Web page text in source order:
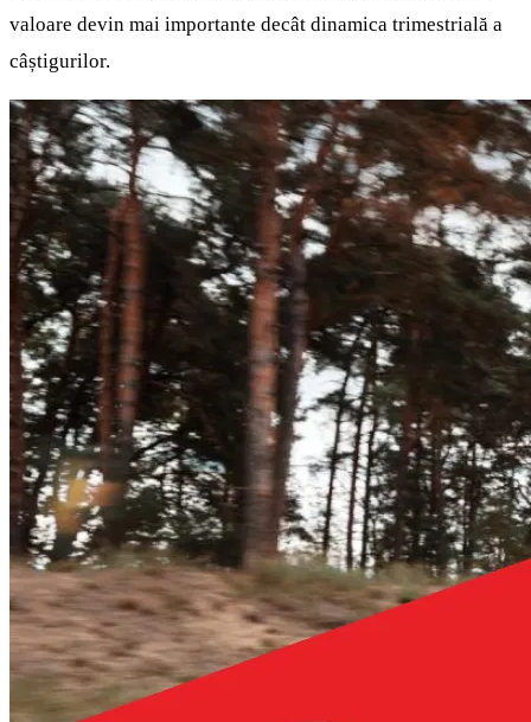
valoare devin mai importante decât dinamica trimestrială a
câștigurilor.